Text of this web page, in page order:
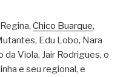
Chico Buarque,
Edu Lobo, Nara
da Viola, Jair Rodrigues, o
e seu regional, e